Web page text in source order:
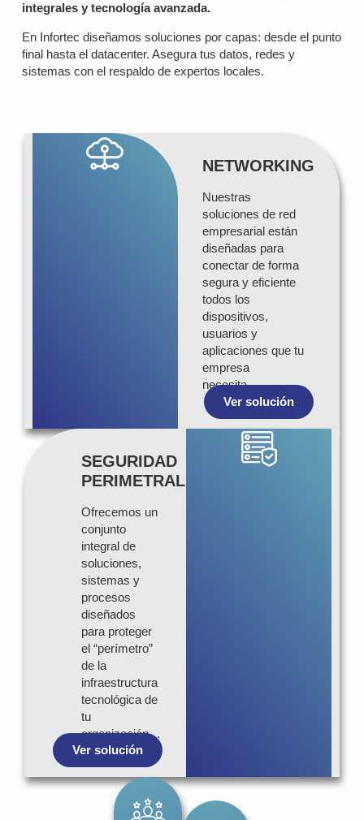
integrales y tecnología avanzada.
En Infortec diseñamos soluciones por capas: desde el punto
final hasta el datacenter. Asegura tus datos, redes y
sistemas con el respaldo de expertos locales.
NETWORKING
Nuestras
soluciones de red
empresarial están
diseñadas para
conectar de forma
segura y eficiente
todos los
dispositivos,
usuarios y
aplicaciones que tu
empresa
necesita…
Ver solución
SEGURIDAD
PERIMETRAL
Ofrecemos un
conjunto
integral de
soluciones,
sistemas y
procesos
diseñados
para proteger
el “perímetro”
de la
infraestructura
tecnológica de
tu
organización…
Ver solución